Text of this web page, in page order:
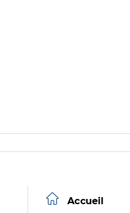
Accueil